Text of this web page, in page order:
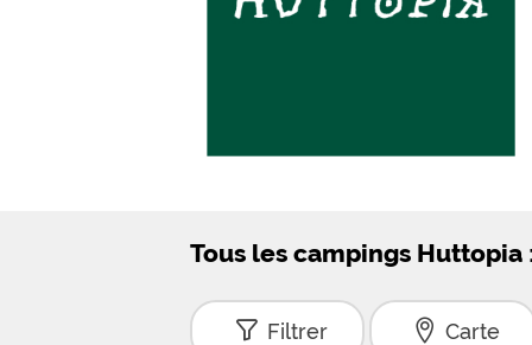
Tous les campings
Filtrer Carte